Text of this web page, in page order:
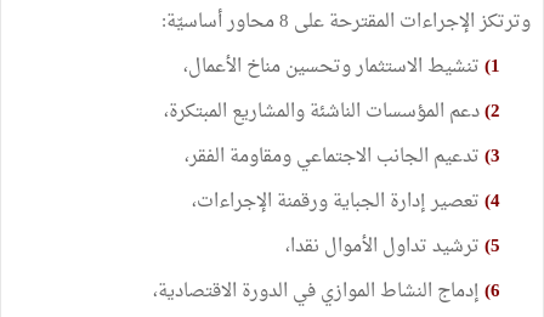
وترتكز الإجراءات المقترحة على 8 محاور أساسيّة:
1) تنشيط الاستثمار وتحسين مناخ الأعمال،
2) دعم المؤسسات الناشئة والمشاريع المبتكرة،
3) تدعيم الجانب الاجتماعي ومقاومة الفقر،
4) تعصير إدارة الجباية ورقمنة الإجراءات،
5) ترشيد تداول الأموال نقدا،
6) إدماج النشاط الموازي في الدورة الاقتصادية،